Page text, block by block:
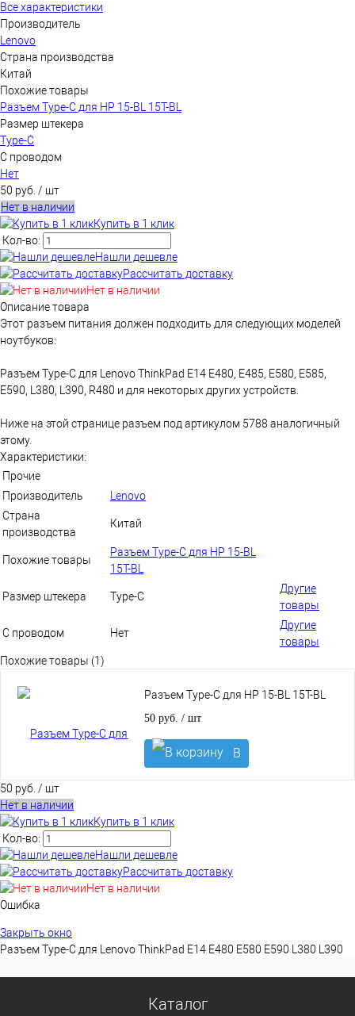
Все характеристики
Производитель
Lenovo
Страна производства
Китай
Похожие товары
Разъем Type-C для HP 15-BL 15T-BL
Размер штекера
Type-C
С проводом
Нет
50 руб. / шт
Нет в наличии
Купить в 1 клик
Кол-во:
Нашли дешевле
Рассчитать доставку
Нет в наличии
Описание товара
Этот разъем питания должен подходить для следующих моделей
ноутбуков:
Разъем Type-C для Lenovo ThinkPad E14 E480, E485, E580, E585,
E590, L380, L390, R480 и для некоторых других устройств.
Ниже на этой странице разъем под артикулом 5788 аналогичный
этому.
Характеристики:
Прочие
Производитель
Lenovo
Страна
производства
Китай
Похожие товары
Разъем Type-C для HP 15-BL
15T-BL
Размер штекера Type-C
Другие
товары
С проводом Нет
Другие
товары
Похожие товары (1)
Разъем Type-C для HP 15-BL 15T-BL
50 руб. / шт
В
корзину
50 руб. / шт
Нет в наличии
Купить в 1 клик
Кол-во:
Нашли дешевле
Рассчитать доставку
Нет в наличии
Ошибка
Закрыть окно
Разъем Type-C для Lenovo ThinkPad E14 E480 E580 E590 L380 L390
Каталог